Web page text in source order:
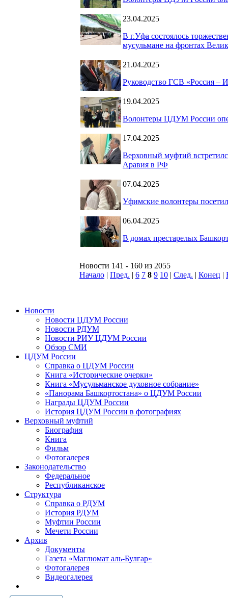
23.04.2025
В г.Уфа состоялось
мусульмане на фронтах
21.04.2025
Руководство ГСВ «Россия –
19.04.2025
Волонтеры ЦДУМ России
17.04.2025
Верховный муфтий
Аравия в РФ
07.04.2025
Уфимские волонтеры
06.04.2025
В домах престарелых
Новости 141 - 160 из 2055
Начало | Пред. | 6 7 8 9 10 | След. | Конец |
Новости
Новости ЦДУМ России
Новости РДУМ
Новости РИУ ЦДУМ России
Обзор СМИ
ЦДУМ России
Справка о ЦДУМ России
Книга «Исторические очерки»
Книга «Мусульманское духовное собрание»
«Панорама Башкортостана» о ЦДУМ России
Награды ЦДУМ России
История ЦДУМ России в фотографиях
Верховный муфтий
Биография
Книга
Фильм
Фотогалерея
Законодательство
Федеральное
Республиканское
Структура
Справка о РДУМ
История РДУМ
Муфтии России
Мечети России
Архив
Документы
Газета «Маглюмат аль-Булгар»
Фотогалерея
Видеогалерея